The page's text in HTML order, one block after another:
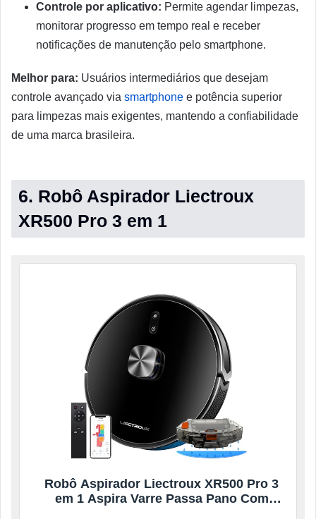
Controle por aplicativo: Permite agendar limpezas,
monitorar progresso em tempo real e receber
notificações de manutenção pelo smartphone.
Melhor para: Usuários intermediários que desejam
controle avançado via smartphone e potência superior
para limpezas mais exigentes, mantendo a confiabilidade
de uma marca brasileira.
6. Robô Aspirador Liectroux
XR500 Pro 3 em 1
Robô Aspirador Liectroux XR500 Pro 3
em 1 Aspira Varre Passa Pano Com